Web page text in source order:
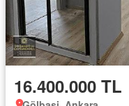
16.400.000 TL